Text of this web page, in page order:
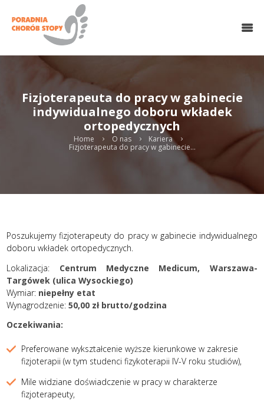
Fizjoterapeuta do pracy w gabinecie
indywidualnego doboru wkładek
ortopedycznych
Home O nas
Kariera
Fizjoterapeuta do pracy w gabinecie...
HALUKSY
CHOROBY STOPY
LECZENIE OPERACYJNE
CHIRURGIA MINIINWAZYJNA
MEDYCYNA REGENERACYJNA
Search
twittergpluslinkedin
Poszukujemy fizjoterapeuty do pracy w gabinecie indywidualnego
doboru wkładek ortopedycznych.
Lokalizacja: Centrum Medyczne Medicum, Warszawa-
Targówek (ulica Wysockiego)
Wymiar: niepełny etat
Wynagrodzenie:50,00 zł brutto/godzina
Oczekiwania:
Preferowane wykształcenie wyższe kierunkowe w zakresie
fizjoterapii (w tym studenci fizykoterapii IV-V roku studiów),
Mile widziane doświadczenie w pracy w charakterze
fizjoterapeuty,